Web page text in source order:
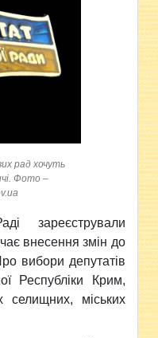
рад хочуть
Фото –
зареєстрували
внесення змін до
вибори депутатів
Республіки Крим,
селищних, міських